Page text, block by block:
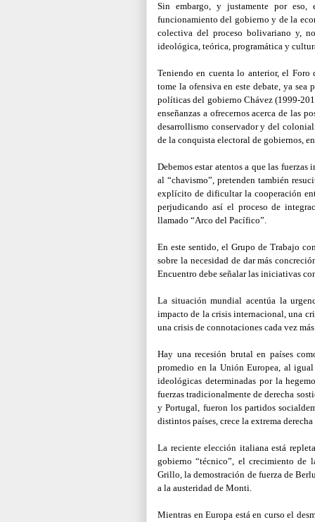
Sin embargo, y justamente por
funcionamiento del gobierno y de la
colectiva del proceso bolivariano y,
ideológica, teórica, programática y
Teniendo en cuenta lo anterior, el
tome la ofensiva en este debate, ya sea
políticas del gobierno Chávez (1999-
enseñanzas a ofrecernos acerca de las
desarrollismo conservador y del
de la conquista electoral de gobiernos,
Debemos estar atentos a que las
al “chavismo”, pretenden también
explícito de dificultar la cooperación
perjudicando así el proceso de
llamado “Arco del Pacífico”.
En este sentido, el Grupo de Trabajo
sobre la necesidad de dar más
Encuentro debe señalar las iniciativas
La situación mundial acentúa la
impacto de la crisis internacional, una
una crisis de connotaciones cada vez
Hay una recesión brutal en países
promedio en la Unión Europea, al
ideológicas determinadas por la
fuerzas tradicionalmente de derecha
y Portugal, fueron los partidos
distintos países, crece la extrema
La reciente elección italiana está
gobierno “técnico”, el crecimiento de
Grillo, la demostración de fuerza de
a la austeridad de Monti.
Mientras en Europa está en curso el